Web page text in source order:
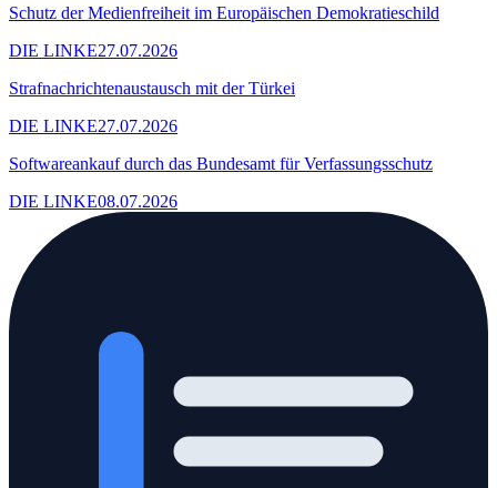
Schutz der Medienfreiheit im Europäischen Demokratieschild
DIE LINKE27.07.2026
Strafnachrichtenaustausch mit der Türkei
DIE LINKE27.07.2026
Softwareankauf durch das Bundesamt für Verfassungsschutz
DIE LINKE08.07.2026